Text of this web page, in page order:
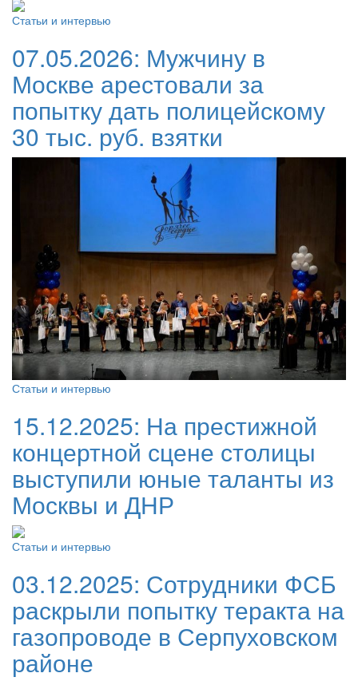
Статьи и интервью
07.05.2026: Мужчину в
Москве арестовали за
попытку дать полицейскому
30 тыс. руб. взятки
Статьи и интервью
15.12.2025: На престижной
концертной сцене столицы
выступили юные таланты из
Москвы и ДНР
Статьи и интервью
03.12.2025: Сотрудники ФСБ
раскрыли попытку теракта на
газопроводе в Серпуховском
районе